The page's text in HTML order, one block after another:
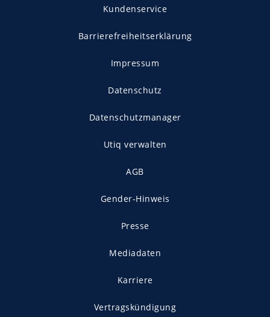
Kundenservice
Barrierefreiheitserklärung
Impressum
Datenschutz
Datenschutzmanager
Utiq verwalten
AGB
Gender-Hinweis
Presse
Mediadaten
Karriere
Vertragskündigung